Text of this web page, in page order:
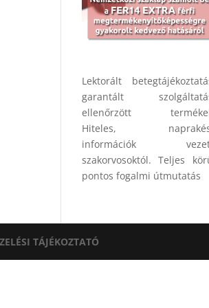
Lektorált
garantált
ellenőrzött
Hiteles,
információk
szakorvosoktól. Teljes
pontos fogalmi útmutatás
TÁJÉKOZTATÓ